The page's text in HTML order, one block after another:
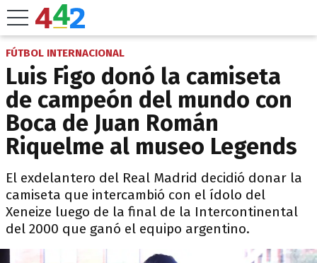
FÚTBOL INTERNACIONAL
Luis Figo donó la camiseta
de campeón del mundo con
Boca de Juan Román
Riquelme al museo Legends
El exdelantero del Real Madrid decidió donar la
camiseta que intercambió con el ídolo del
Xeneize luego de la final de la Intercontinental
del 2000 que ganó el equipo argentino.